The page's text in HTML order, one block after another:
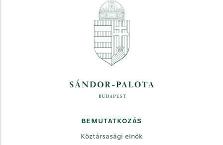
BEMUTATKOZÁS
Köztársasági elnök